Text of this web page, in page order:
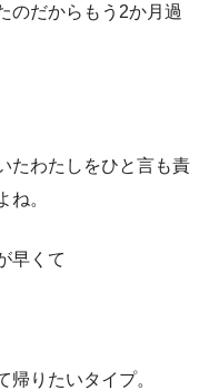
のだからもう2か月過
たわたしをひと言も責
ね。
早くて
帰りたいタイプ。